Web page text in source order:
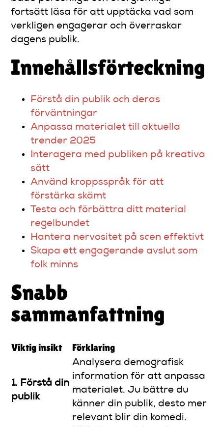
fortsätt läsa för att upptäcka vad som
verkligen engagerar och överraskar
dagens publik.
Innehållsförteckning
Förstå din publik och deras
förväntningar
Anpassa materialet till aktuella
trender 2025
Interagera med publiken på kreativa
sätt
Använd kroppsspråk för att
förstärka skämt
Testa och förbättra ditt material
regelbundet
Hantera nervositet på scen effektivt
Skapa ett engagerande avslut som
folk minns
Snabb
sammanfattning
Viktig insikt Förklaring
1. Förstå din
publik
Analysera demografisk
information för att anpassa
materialet. Ju bättre du
känner din publik, desto mer
relevant blir din komedi.